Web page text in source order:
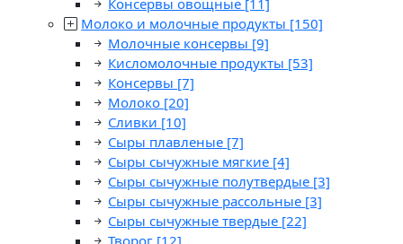
Консервы овощные [11]
Молоко и молочные продукты [150]
Молочные консервы [9]
Кисломолочные продукты [53]
Консервы [7]
Молоко [20]
Сливки [10]
Сыры плавленые [7]
Сыры сычужные мягкие [4]
Сыры сычужные полутвердые [3]
Сыры сычужные рассольные [3]
Сыры сычужные твердые [22]